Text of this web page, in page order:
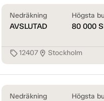
Nedräkning
AVSLUTAD
Högsta
80 000
sell12407location_on Stockholm
Nedräkning Högsta